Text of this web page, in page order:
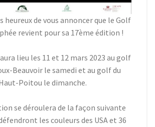
heureux de vous annoncer que le Golf
revient pour sa 17ème édition !
lieu les 11 et 12 mars 2023 au golf
Beauvoir le samedi et au golf du
Poitou le dimanche.
se déroulera de la façon suivante
les couleurs des USA et 36